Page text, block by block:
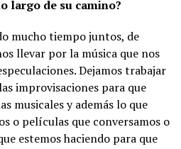
largo de su camino?
mucho tiempo juntos, de
llevar por la música que nos
Dejamos trabajar
improvisaciones para que
musicales y además lo que
o películas que conversamos o
estemos haciendo para que